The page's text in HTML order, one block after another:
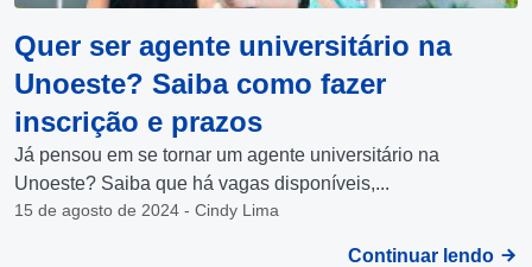
Quer ser agente universitário na
Unoeste? Saiba como fazer
inscrição e prazos
Já pensou em se tornar um agente universitário na
Unoeste? Saiba que há vagas disponíveis,...
15 de agosto de 2024 - Cindy Lima
Continuar lendo